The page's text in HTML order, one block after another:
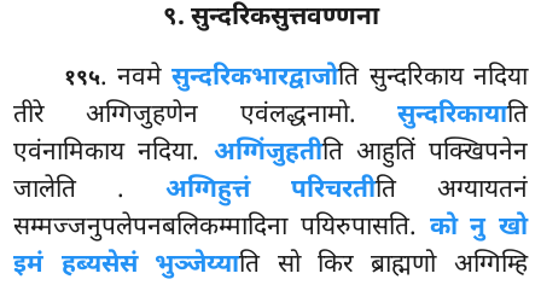
९. सुन्दरिकसुत्तवण्णना
१९५. नवमेसुन्दरिकभारद्वाजोति सुन्दरिकाय नदिया
तीरे अग्गिजुहणेन एवंलद्धनामो. सुन्दरिकायाति
एवंनामिकाय नदिया. अग्गिंजुहतीति आहुतिं पक्खिपनेन
जालेति .अग्गिहुत्तं परिचरतीति अग्यायतनं
सम्मज्जनुपलेपनबलिकम्मादिना पयिरुपासति. को नु खो
इमं हब्यसेसं भुञ्जेय्याति सो किर ब्राह्मणो अग्गिम्हि